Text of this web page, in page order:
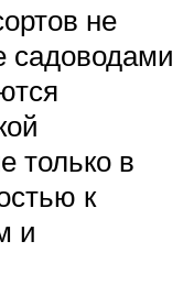
не
садоводами
только в
к
и